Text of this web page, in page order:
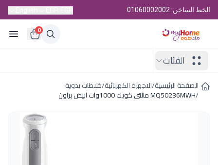
الخط الساخن: 01060002002
0
الفئات
الصفحة الرئيسية/الاجهزة الكهربائية/خلاطات يدوية
/MQ50236MWH مالتى كويك 1000وات ابيض براون